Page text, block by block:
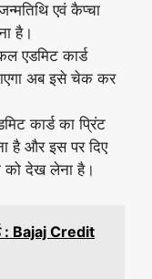
एवं कैप्चा
है।
एडमिट कार्ड
अब इसे चेक कर
कार्ड का प्रिंट
है और इस पर दिए
को देख लेना है।
: Bajaj Credit